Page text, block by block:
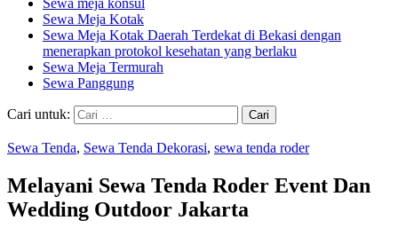
Sewa Meja Kotak
Sewa Meja Kotak Daerah Terdekat di Bekasi dengan
menerapkan protokol kesehatan yang berlaku
Sewa Meja Termurah
Sewa Panggung
Cari untuk:
Sewa Tenda, Sewa Tenda Dekorasi, sewa tenda roder
Melayani Sewa Tenda Roder Event Dan
Wedding Outdoor Jakarta